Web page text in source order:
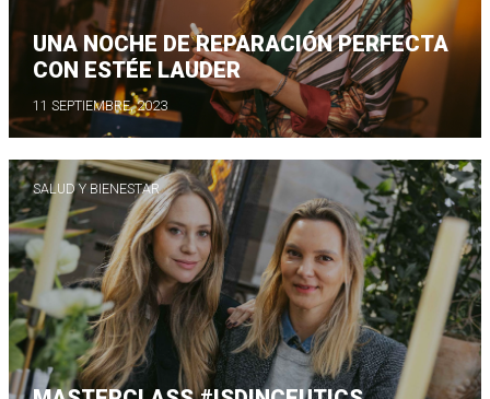
UNA NOCHE DE REPARACIÓN PERFECTA
CON ESTÉE LAUDER
11 SEPTIEMBRE, 2023
SALUD Y BIENESTAR